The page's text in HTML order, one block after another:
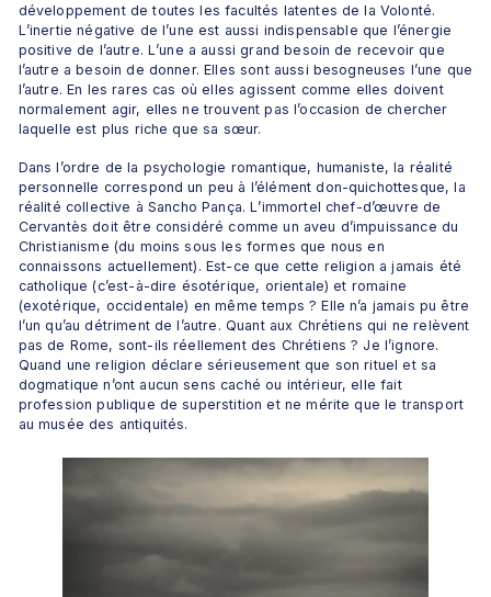
développement de toutes les facultés latentes de la Volonté.
L’inertie négative de l’une est aussi indispensable que l’énergie
positive de l’autre. L’une a aussi grand besoin de recevoir que
l’autre a besoin de donner. Elles sont aussi besogneuses l’une que
l’autre. En les rares cas où elles agissent comme elles doivent
normalement agir, elles ne trouvent pas l’occasion de chercher
laquelle est plus riche que sa sœur.
Dans l’ordre de la psychologie romantique, humaniste, la réalité
personnelle correspond un peu à l’élément don-quichottesque, la
réalité collective à Sancho Pança. L’immortel chef-d’œuvre de
Cervantès doit être considéré comme un aveu d’impuissance du
Christianisme (du moins sous les formes que nous en
connaissons actuellement). Est-ce que cette religion a jamais été
catholique (c’est-à-dire ésotérique, orientale) et romaine
(exotérique, occidentale) en même temps ? Elle n’a jamais pu être
l’un qu’au détriment de l’autre. Quant aux Chrétiens qui ne relèvent
pas de Rome, sont-ils réellement des Chrétiens ? Je l’ignore.
Quand une religion déclare sérieusement que son rituel et sa
dogmatique n’ont aucun sens caché ou intérieur, elle fait
profession publique de superstition et ne mérite que le transport
au musée des antiquités.